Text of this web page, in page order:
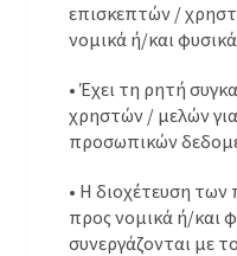
επισκεπτών /
νομικά ή/και
• Έχει τη ρητή
χρηστών / μελών
προσωπικών
• Η διοχέτευση
προς νομικά ή/και
συνεργάζονται με